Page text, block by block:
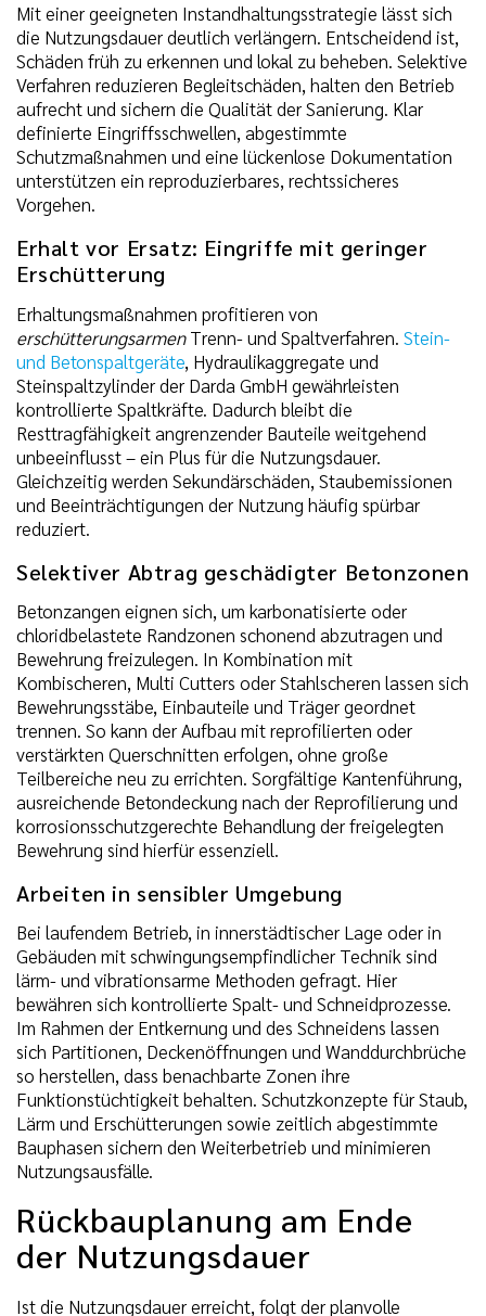
Mit einer geeigneten Instandhaltungsstrategie lässt sich
die Nutzungsdauer deutlich verlängern. Entscheidend ist,
Schäden früh zu erkennen und lokal zu beheben. Selektive
Verfahren reduzieren Begleitschäden, halten den Betrieb
aufrecht und sichern die Qualität der Sanierung. Klar
definierte Eingriffsschwellen, abgestimmte
Schutzmaßnahmen und eine lückenlose Dokumentation
unterstützen ein reproduzierbares, rechtssicheres
Vorgehen.
Erhalt vor Ersatz: Eingriffe mit geringer
Erschütterung
Erhaltungsmaßnahmen profitieren von
erschütterungsarmenTrenn- und Spaltverfahren. Stein-
und Betonspaltgeräte, Hydraulikaggregate und
Steinspaltzylinder der Darda GmbH gewährleisten
kontrollierte Spaltkräfte. Dadurch bleibt die
Resttragfähigkeit angrenzender Bauteile weitgehend
unbeeinflusst – ein Plus für die Nutzungsdauer.
Gleichzeitig werden Sekundärschäden, Staubemissionen
und Beeinträchtigungen der Nutzung häufig spürbar
reduziert.
Selektiver Abtrag geschädigter Betonzonen
Betonzangen eignen sich, um karbonatisierte oder
chloridbelastete Randzonen schonend abzutragen und
Bewehrung freizulegen. In Kombination mit
Kombischeren, Multi Cutters oder Stahlscheren lassen sich
Bewehrungsstäbe, Einbauteile und Träger geordnet
trennen. So kann der Aufbau mit reprofilierten oder
verstärkten Querschnitten erfolgen, ohne große
Teilbereiche neu zu errichten. Sorgfältige Kantenführung,
ausreichende Betondeckung nach der Reprofilierung und
korrosionsschutzgerechte Behandlung der freigelegten
Bewehrung sind hierfür essenziell.
Arbeiten in sensibler Umgebung
Bei laufendem Betrieb, in innerstädtischer Lage oder in
Gebäuden mit schwingungsempfindlicher Technik sind
lärm- und vibrationsarme Methoden gefragt. Hier
bewähren sich kontrollierte Spalt- und Schneidprozesse.
Im Rahmen der Entkernung und des Schneidens lassen
sich Partitionen, Deckenöffnungen und Wanddurchbrüche
so herstellen, dass benachbarte Zonen ihre
Funktionstüchtigkeit behalten. Schutzkonzepte für Staub,
Lärm und Erschütterungen sowie zeitlich abgestimmte
Bauphasen sichern den Weiterbetrieb und minimieren
Nutzungsausfälle.
Rückbauplanung am Ende
der Nutzungsdauer
Ist die Nutzungsdauer erreicht, folgt der planvolle